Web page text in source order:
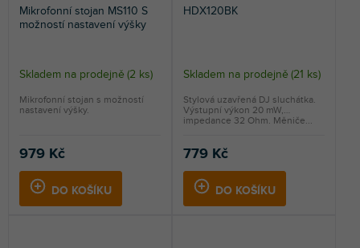
Mikrofonní stojan MS110 S
možností nastavení výšky
Skladem na prodejně (2 ks)
979 Kč
DO KOŠÍKU
Mikrofonní stojan s možností
nastavení výšky.
HDX120BK
Skladem na prodejně (21 ks)
779 Kč
DO KOŠÍKU
Stylová uzavřená DJ sluchátka.
Výstupní výkon 20 mW,
impedance 32 Ohm. Měniče...